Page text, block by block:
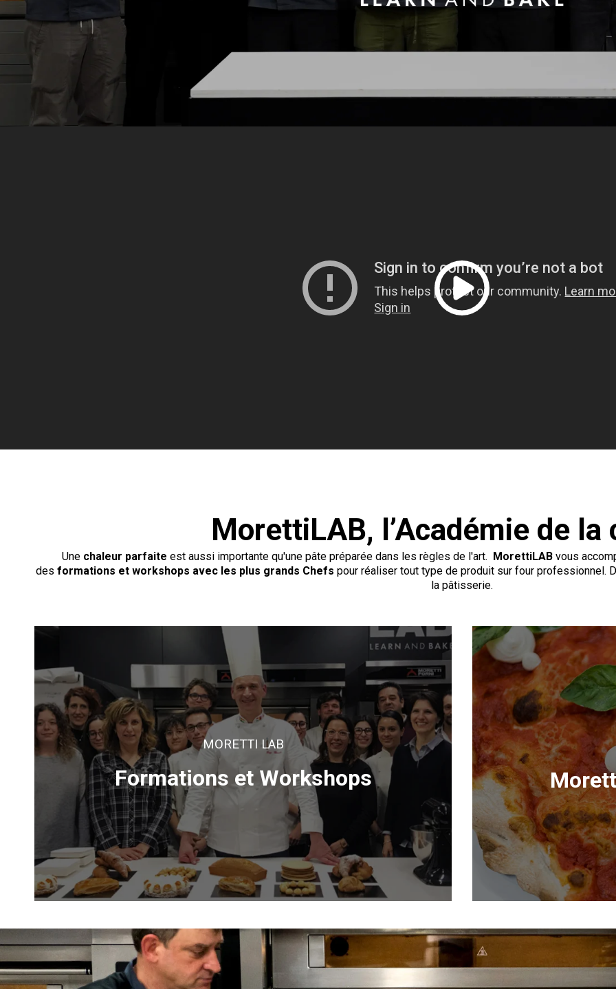
MorettiLAB, l’Académie de la
Une chaleur parfaite est aussi importante qu'une pâte préparée dans les règles de l'art. MorettiLABvous
des formations et workshops avec les plus grands Chefs pour réaliser tout type de produit sur four professionnel.
la pâtisserie.
MORETTI LAB
Formations et Workshops